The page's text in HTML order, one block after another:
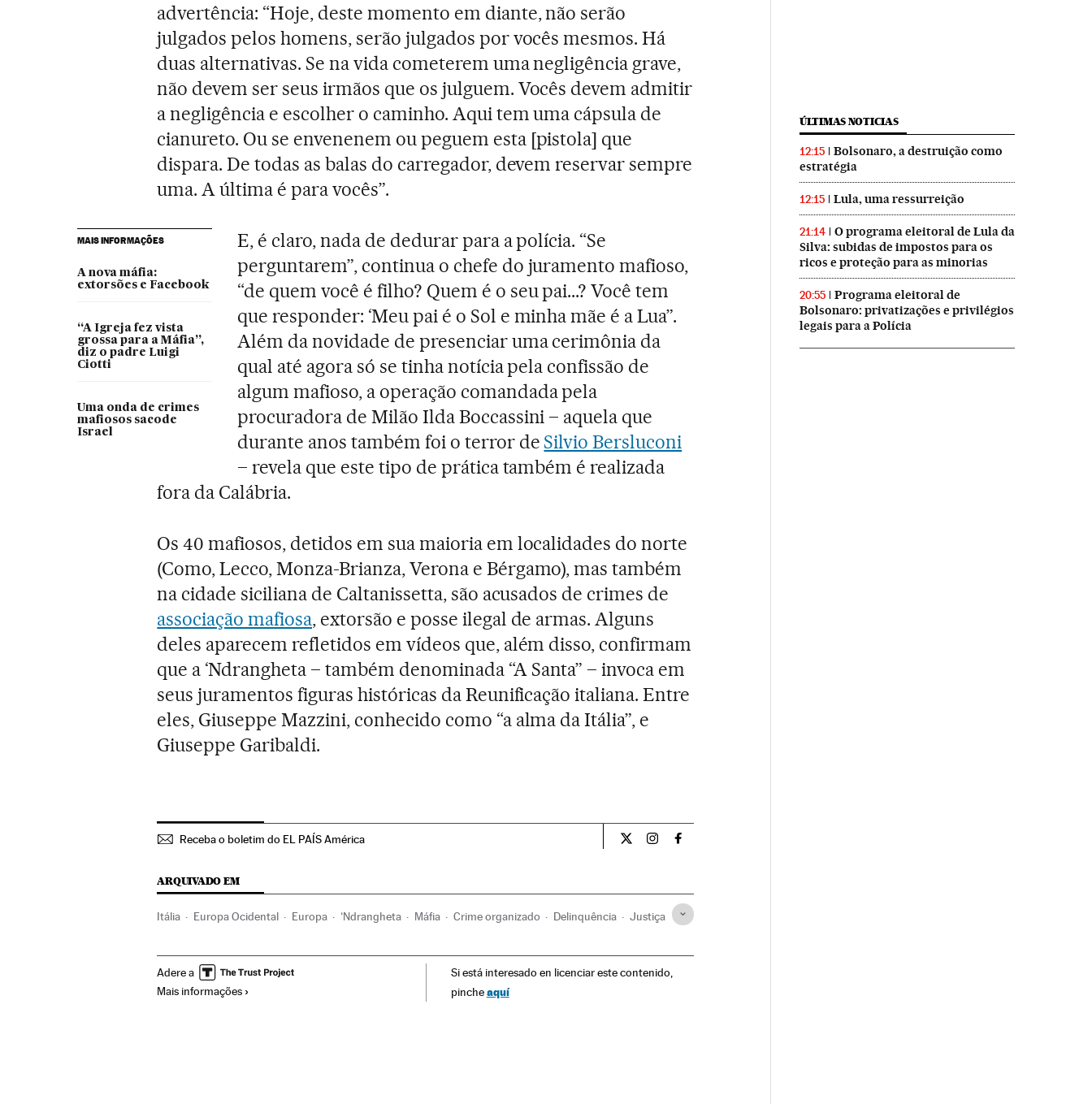
advertência: “Hoje, deste momento em diante, não serão
julgados pelos homens, serão julgados por vocês mesmos. Há
duas alternativas. Se na vida cometerem uma negligência grave,
não devem ser seus irmãos que os julguem. Vocês devem admitir
a negligência e escolher o caminho. Aqui tem uma cápsula de
cianureto. Ou se envenenem ou peguem esta [pistola] que
dispara. De todas as balas do carregador, devem reservar sempre
uma. A última é para vocês”.
MAIS INFORMAÇÕES
A nova máfia:
extorsões e Facebook
“A Igreja fez vista
grossa para a Máfia”,
diz o padre Luigi
Ciotti
Uma onda de crimes
mafiosos sacode
Israel
E, é claro, nada de dedurar para a polícia. “Se
perguntarem”, continua o chefe do juramento mafioso,
“de quem você é filho? Quem é o seu pai...? Você tem
que responder: ‘Meu pai é o Sol e minha mãe é a Lua”.
Além da novidade de presenciar uma cerimônia da
qual até agora só se tinha notícia pela confissão de
algum mafioso, a operação comandada pela
procuradora de Milão Ilda Boccassini – aquela que
durante anos também foi o terror de Silvio Bersluconi
– revela que este tipo de prática também é realizada
fora da Calábria.
Os 40 mafiosos, detidos em sua maioria em localidades do norte
(Como, Lecco, Monza-Brianza, Verona e Bérgamo), mas também
na cidade siciliana de Caltanissetta, são acusados de crimes de
associação mafiosa, extorsão e posse ilegal de armas. Alguns
deles aparecem refletidos em vídeos que, além disso, confirmam
que a ‘Ndrangheta – também denominada “A Santa” – invoca em
seus juramentos figuras históricas da Reunificação italiana. Entre
eles, Giuseppe Mazzini, conhecido como “a alma da Itália”, e
Giuseppe Garibaldi.
Receba o boletim do EL PAÍS América Internacional El País Brasil en Twitter
Internacional El País Brasil en Instagram
Internacional El País Brasil en Facebook
ARQUIVADO EM
Itália Europa Ocidental Europa ‘Ndrangheta Máfia Crime organizado Delinquência Justiça
Adere a
Mais informações
Si está interesado en licenciar este contenido,
pincheaquí
ÚLTIMAS NOTICIAS
12:15
Bolsonaro, a destruição como
estratégia
12:15 Lula, uma ressurreição
21:14
O programa eleitoral de Lula da
Silva: subidas de impostos para os
ricos e proteção para as minorias
20:55
Programa eleitoral de
Bolsonaro: privatizações e privilégios
legais para a Polícia